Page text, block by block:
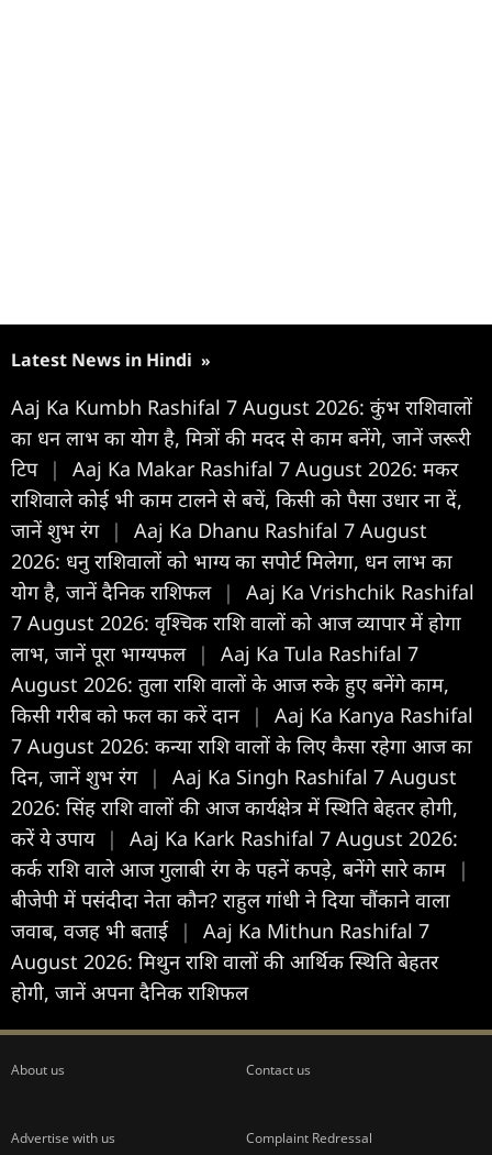
Latest News in Hindi »
Aaj Ka Kumbh Rashifal 7 August 2026: कुंभ राशिवालों
का धन लाभ का योग है, मित्रों की मदद से काम बनेंगे, जानें जरूरी
टिप |
Aaj Ka Makar Rashifal 7 August 2026: मकर
राशिवाले कोई भी काम टालने से बचें, किसी को पैसा उधार ना दें,
जानें शुभ रंग |
Aaj Ka Dhanu Rashifal 7 August
2026: धनु राशिवालों को भाग्य का सपोर्ट मिलेगा, धन लाभ का
योग है, जानें दैनिक राशिफल |
Aaj Ka Vrishchik Rashifal
7 August 2026: वृश्चिक राशि वालों को आज व्यापार में होगा
लाभ, जानें पूरा भाग्यफल |
Aaj Ka Tula Rashifal 7
August 2026: तुला राशि वालों के आज रुके हुए बनेंगे काम,
किसी गरीब को फल का करें दान |
Aaj Ka Kanya Rashifal
7 August 2026: कन्या राशि वालों के लिए कैसा रहेगा आज का
दिन, जानें शुभ रंग |
Aaj Ka Singh Rashifal 7 August
2026: सिंह राशि वालों की आज कार्यक्षेत्र में स्थिति बेहतर होगी,
करें ये उपाय |
Aaj Ka Kark Rashifal 7 August 2026:
कर्क राशि वाले आज गुलाबी रंग के पहनें कपड़े, बनेंगे सारे काम
|
बीजेपी में पसंदीदा नेता कौन? राहुल गांधी ने दिया चौंकाने वाला
जवाब, वजह भी बताई
|
Aaj Ka Mithun Rashifal 7
August 2026: मिथुन राशि वालों की आर्थिक स्थिति बेहतर
होगी, जानें अपना दैनिक राशिफल
About us Contact us
Advertise with us Complaint Redressal